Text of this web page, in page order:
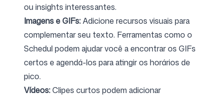
ou insights interessantes.
Imagens e GIFs:Adicione recursos visuais para
complementar seu texto. Ferramentas como o
Schedul podem ajudar você a encontrar os GIFs
certos e agendá-los para atingir os horários de
pico.
Vídeos:Clipes curtos podem adicionar